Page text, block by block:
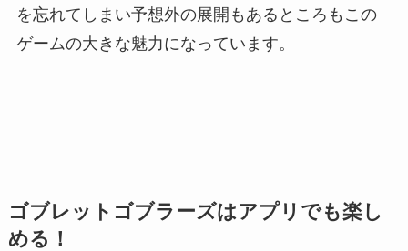
を忘れてしまい予想外の展開もあるところもこの
ゲームの大きな魅力になっています。
ゴブレットゴブラーズはアプリでも楽し
める！